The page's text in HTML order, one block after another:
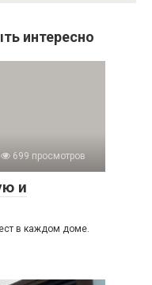
интересно
699 просмотров
и
в каждом доме.